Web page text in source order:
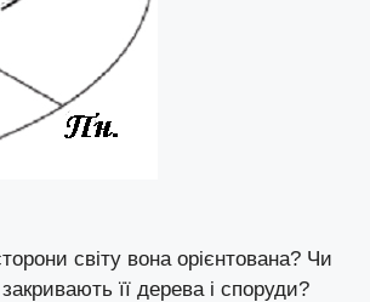
світу вона орієнтована? Чи
її дерева і споруди?